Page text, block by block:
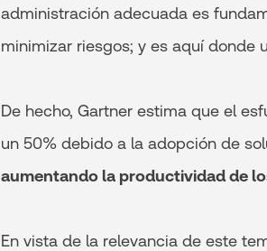
administración adecuada es
minimizar riesgos; y es aquí donde
De hecho, Gartner estima que el
un 50% debido a la adopción de
aumentando la productividad de
En vista de la relevancia de este